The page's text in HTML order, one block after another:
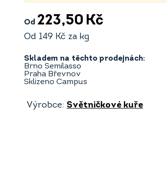
Od 223,50 Kč
Od 149 Kč za kg
Skladem na těchto prodejnách:
Brno Semilasso
Praha Břevnov
Sklizeno Campus
Výrobce: Světničkové kuře